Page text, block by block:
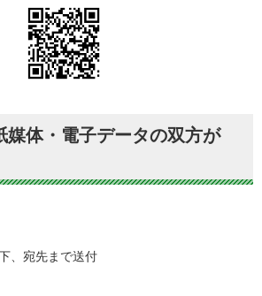
体・電子データの双方が
、宛先まで送付